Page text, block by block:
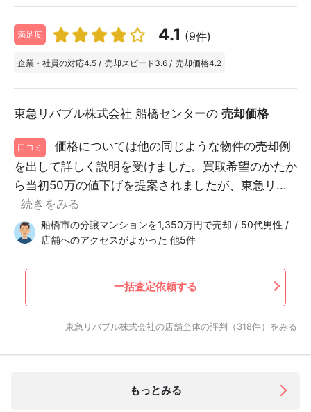
満足度 4.1 (9件)
企業・社員の対応4.5 / 売却スピード3.6 / 売却価格4.2
東急リバブル株式会社 船橋センターの 売却価格
口コミ
価格については他の同じような物件の売却例
を出して詳しく説明を受けました。買取希望のかたか
ら当初50万の値下げを提案されましたが、東急リ...
続きをみる
船橋市の分譲マンションを1,350万円で売却 / 50代男性 /
店舗へのアクセスがよかった 他5件
一括査定依頼する
東急リバブル株式会社の店舗全体の評判（318件）をみる
もっとみる